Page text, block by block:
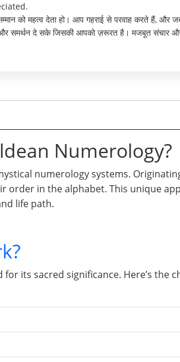
को महत्व देता हो। आप गहराई से परवाह करते हैं, और
समर्थन दे सके जिसकी आपको ज़रूरत है। मजबूत संचार
Numerology?
numerology systems.
in the alphabet. This unique
life path.
its sacred significance. Here’s the